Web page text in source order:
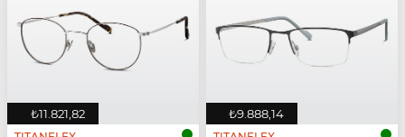
₺11.821,82 ₺9.888,14